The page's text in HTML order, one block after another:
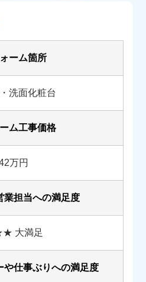
ーム箇所
洗面化粧台
ム工事価格
万円
業担当への満足度
大満足
や仕事ぶりへの満足度